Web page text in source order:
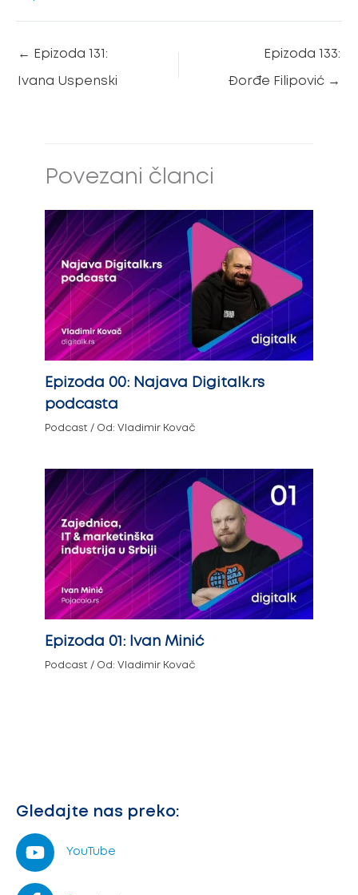
← Epizoda 131:
Ivana Uspenski
Epizoda 133:
Đorđe Filipović →
Povezani članci
Epizoda 00: Najava Digitalk.rs
podcasta
Podcast / Od: Vladimir Kovač
Epizoda 01: Ivan Minić
Podcast / Od: Vladimir Kovač
Gledajte nas preko:
YouTube